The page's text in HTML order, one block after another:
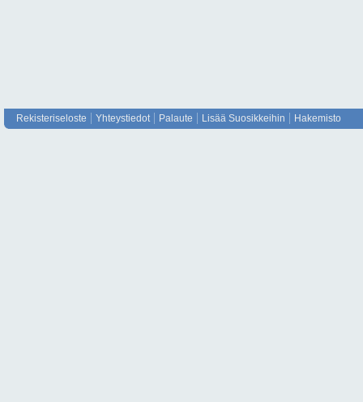
Rekisteriseloste Yhteystiedot Palaute Lisää Suosikkeihin Hakemisto